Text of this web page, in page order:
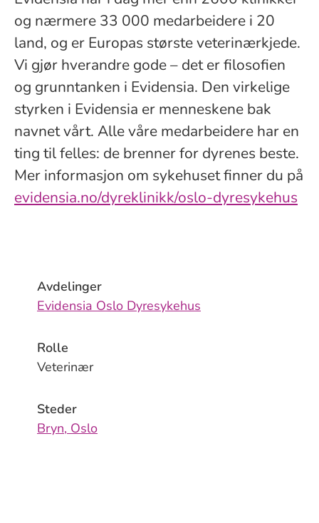
og nærmere 33 000 medarbeidere i 20
land, og er Europas største veterinærkjede.
Vi gjør hverandre gode – det er filosofien
og grunntanken i Evidensia. Den virkelige
styrken i Evidensia er menneskene bak
navnet vårt. Alle våre medarbeidere har en
ting til felles: de brenner for dyrenes beste.
Mer informasjon om sykehuset finner du på
evidensia.no/dyreklinikk/oslo-dyresykehus
Avdelinger
Evidensia Oslo Dyresykehus
Rolle
Veterinær
Steder
Bryn, Oslo